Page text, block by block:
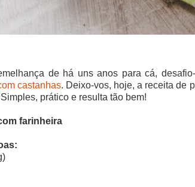
de há uns anos para cá,
castanhas. Deixo-vos, hoje, a receita de
prático e resulta tão bem!
farinheira